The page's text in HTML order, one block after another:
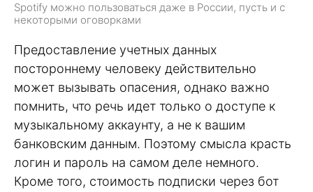
Spotify можно пользоваться даже в России, пусть и с
некоторыми оговорками
Предоставление учетных данных
постороннему человеку действительно
может вызывать опасения, однако важно
помнить, что речь идет только о доступе к
музыкальному аккаунту, а не к вашим
банковским данным. Поэтому смысла красть
логин и пароль на самом деле немного.
Кроме того, стоимость подписки через бот